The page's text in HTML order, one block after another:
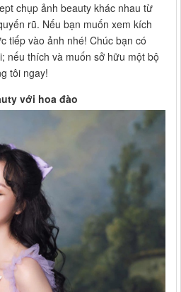
chụp ảnh beauty khác nhau từ
rũ. Nếu bạn muốn xem kích
tiếp vào ảnh nhé! Chúc bạn có
nếu thích và muốn sở hữu một bộ
tôi ngay!
với hoa đào